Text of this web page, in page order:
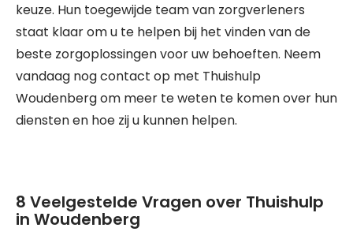
keuze. Hun toegewijde team van zorgverleners
staat klaar om u te helpen bij het vinden van de
beste zorgoplossingen voor uw behoeften. Neem
vandaag nog contact op met Thuishulp
Woudenberg om meer te weten te komen over hun
diensten en hoe zij u kunnen helpen.
8 Veelgestelde Vragen over Thuishulp
in Woudenberg